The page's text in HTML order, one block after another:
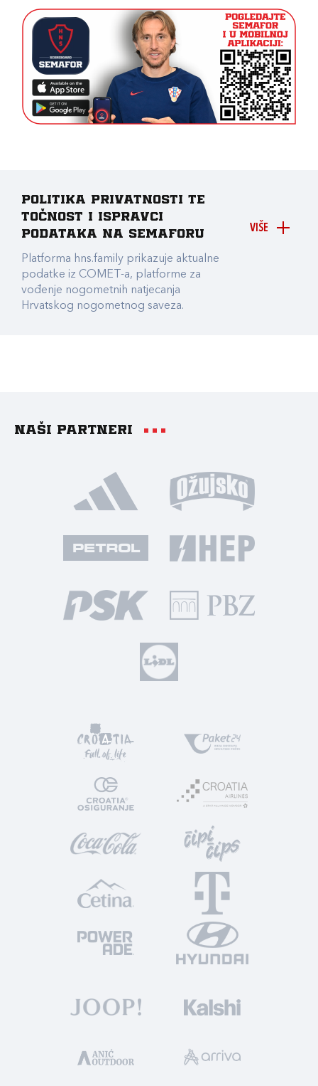
VIŠE
Politika privatnosti te
točnost i ispravci
podataka na Semaforu
Platforma hns.family prikazuje aktualne
podatke iz COMET-a, platforme za
vođenje nogometnih natjecanja
Hrvatskog nogometnog saveza.
Naši partneri